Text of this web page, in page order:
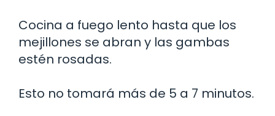
Cocina a fuego lento hasta que los
mejillones se abran y las gambas
estén rosadas.
Esto no tomará más de 5 a 7 minutos.